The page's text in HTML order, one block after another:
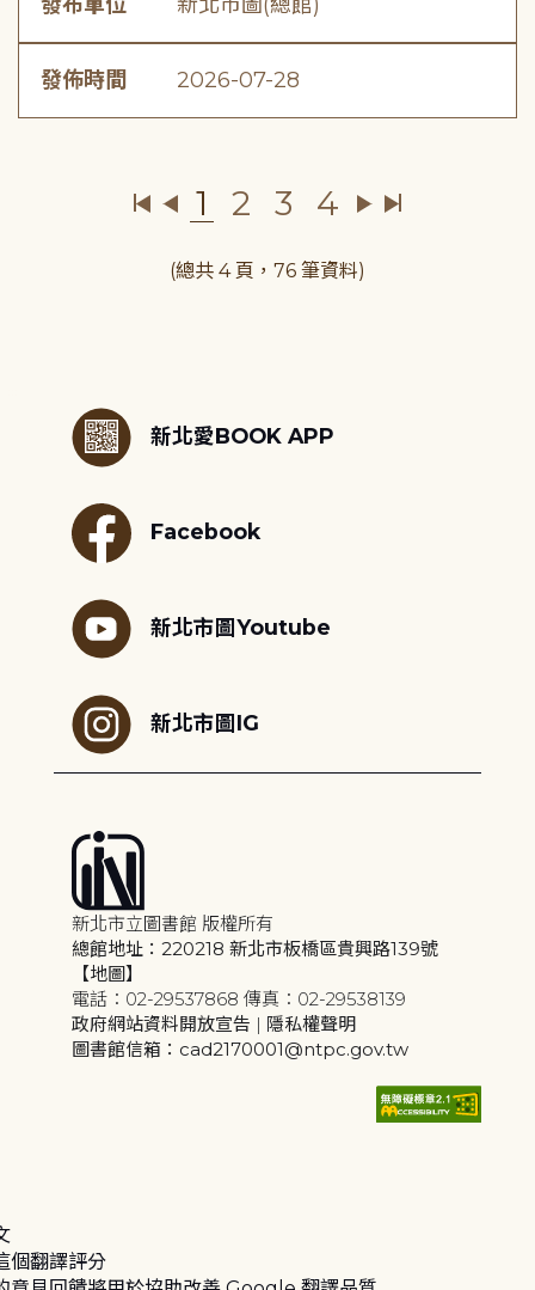
發佈時間 2026-07-28
1 2 3 4
(總共 4 頁，76 筆資料)
新北愛BOOK APP
Facebook
新北市圖Youtube
新北市圖IG
新北市立圖書館 版權所有
總館地址：220218 新北市板橋區貴興路139號
【地圖】
電話：02-29537868 傳真：02-29538139
政府網站資料開放宣告 | 隱私權聲明
圖書館信箱：cad2170001@ntpc.gov.tw
個翻譯評分